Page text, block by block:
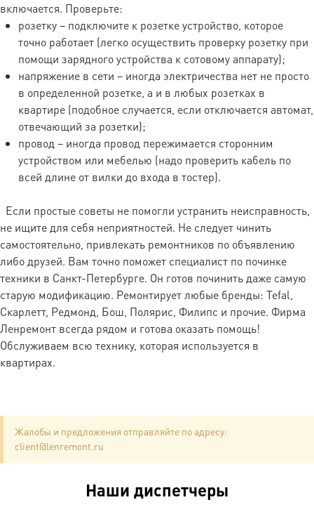
Наличный расчет.Оплата производится
курьеру при получении техники и при выдаче.
Исполнитель вправе отказать в
доставке в случае, если техника была
не подготовлена для
транспортировки.
Цены указаны без учета стоимости
Другие/иные поломки узлов определяет мастер
на месте и стоимость перед ремонтом
согласовывает с заказчиком.
включается. Проверьте:
розетку – подключите к розетке устройство, которое
точно работает (легко осуществить проверку розетку при
помощи зарядного устройства к сотовому аппарату);
напряжение в сети – иногда электричества нет не просто
в определенной розетке, а и в любых розетках в
квартире (подобное случается, если отключается автомат,
отвечающий за розетки);
провод – иногда провод пережимается сторонним
устройством или мебелью (надо проверить кабель по
всей длине от вилки до входа в тостер).
Если простые советы не помогли устранить неисправность,
не ищите для себя неприятностей. Не следует чинить
самостоятельно, привлекать ремонтников по объявлению
либо друзей. Вам точно поможет специалист по починке
техники в Санкт-Петербурге. Он готов починить даже самую
старую модификацию. Ремонтирует любые бренды: Tefal,
Скарлетт, Редмонд, Бош, Полярис, Филипс и прочие. Фирма
Ленремонт всегда рядом и готова оказать помощь!
Обслуживаем всю технику, которая используется в
квартирах.
Жалобы и предложения отправляйте по адресу:
client@lenremont.ru
Наши диспетчеры